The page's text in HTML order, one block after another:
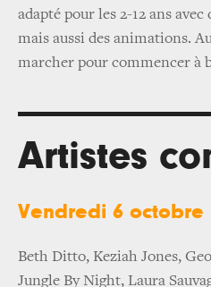
adapté pour les 2-12 ans
mais aussi des animations.
marcher pour commencer à
Artistes
Vendredi 6 octobre
Beth Ditto, Keziah Jones,
Jungle By Night, Laura